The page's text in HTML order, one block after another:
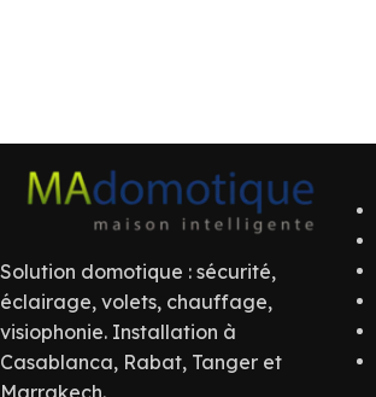
Solution domotique : sécurité,
éclairage, volets, chauffage,
visiophonie. Installation à
Casablanca, Rabat, Tanger et
Marrakech.